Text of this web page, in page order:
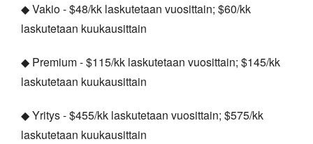
◆ Vakio - $48/kk laskutetaan vuosittain; $60/kk
laskutetaan kuukausittain
◆ Premium - $115/kk laskutetaan vuosittain; $145/kk
laskutetaan kuukausittain
◆ Yritys - $455/kk laskutetaan vuosittain; $575/kk
laskutetaan kuukausittain